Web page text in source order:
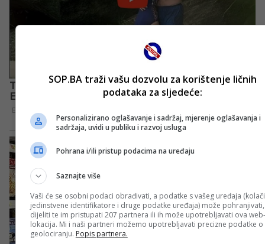
SOP.BA traži vašu dozvolu za korištenje ličnih
podataka za sljedeće:
Personalizirano oglašavanje i sadržaj, mjerenje oglašavanja i
sadržaja, uvidi u publiku i razvoj usluga
Pohrana i/ili pristup podacima na uređaju
Saznajte više
Vaši će se osobni podaci obrađivati, a podatke s vašeg uređaja
jedinstvene identifikatore i druge podatke uređaja) može pohranjivati,
dijeliti te im pristupati 207 partnera ili ih može upotrebljavati ova web-
lokacija. Mi i naši partneri možemo upotrebljavati precizne podatke o
geolociranju. Popis partnera.